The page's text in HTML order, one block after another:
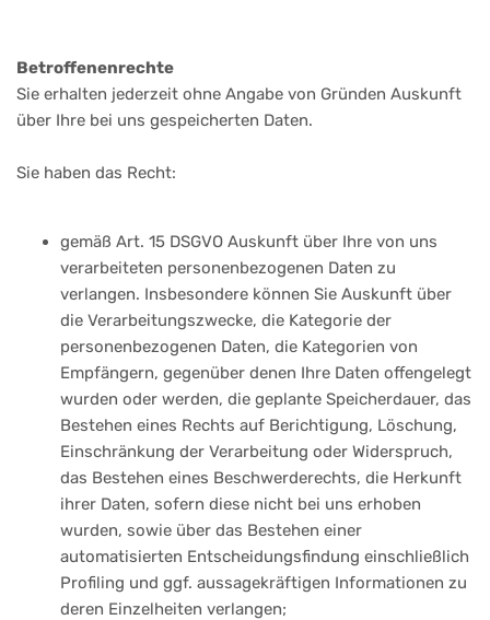
Betroffenenrechte
Sie erhalten jederzeit ohne Angabe von Gründen Auskunft
über Ihre bei uns gespeicherten Daten.
Sie haben das Recht:
gemäß Art. 15 DSGVO Auskunft über Ihre von uns
verarbeiteten personenbezogenen Daten zu
verlangen. Insbesondere können Sie Auskunft über
die Verarbeitungszwecke, die Kategorie der
personenbezogenen Daten, die Kategorien von
Empfängern, gegenüber denen Ihre Daten offengelegt
wurden oder werden, die geplante Speicherdauer, das
Bestehen eines Rechts auf Berichtigung, Löschung,
Einschränkung der Verarbeitung oder Widerspruch,
das Bestehen eines Beschwerderechts, die Herkunft
ihrer Daten, sofern diese nicht bei uns erhoben
wurden, sowie über das Bestehen einer
automatisierten Entscheidungsfindung einschließlich
Profiling und ggf. aussagekräftigen Informationen zu
deren Einzelheiten verlangen;